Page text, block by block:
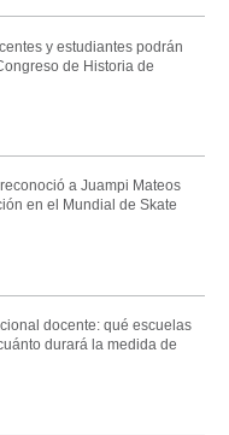
y estudiantes podrán
de Historia de
a Juampi Mateos
en el Mundial de Skate
docente: qué escuelas
durará la medida de